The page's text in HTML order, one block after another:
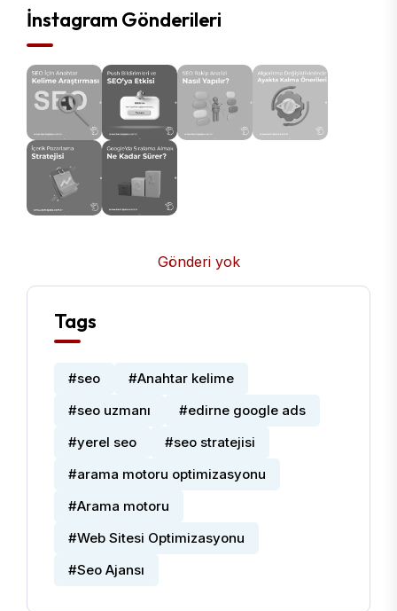
İnstagram Gönderileri
Gönderi yok
Tags
#seo
#Anahtar kelime
#seo uzmanı
#edirne google ads
#yerel seo
#seo stratejisi
#arama motoru optimizasyonu
#Arama motoru
#Web Sitesi Optimizasyonu
#Seo Ajansı